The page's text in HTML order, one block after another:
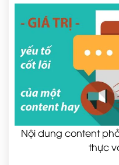
Nội dung content
thực